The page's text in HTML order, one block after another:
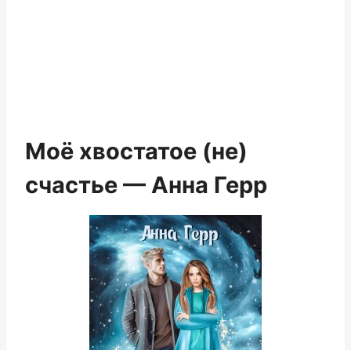
Моё хвостатое (не)
счастье — Анна Герр